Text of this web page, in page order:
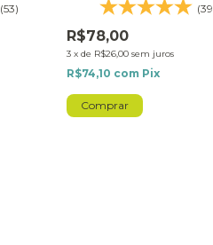
(53)
R$78,00
3 xde R$26,00 sem juros
R$74,10 com Pix